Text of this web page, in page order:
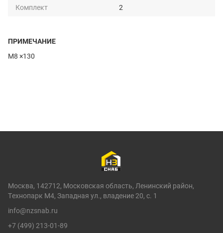
Комплект
2
ПРИМЕЧАНИЕ
M8 ×130
Москва, 142712, Московская область, Ленинский район,
Технопарк М4, Западная ул., владение 20, с. 1
info@nzsnab.ru
+7 (499) 213-01-89